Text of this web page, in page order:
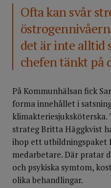
Ofta kan svår
det är inte alltid
chefen tänkt på
På Kommunhälsan fick
forma innehållet i
klimakteriesjuksköterska.
strateg Britta Häggkvist
ihop ett utbildningspaket
medarbetare. Där pratar
och psykiska symtom,
olika behandlingar.